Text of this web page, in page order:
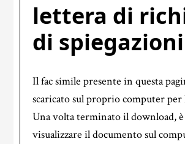
lettera di
di spiegazioni
Il fac simile presente in questa
scaricato sul proprio computer
Una volta terminato il download, è
visualizzare il documento sul